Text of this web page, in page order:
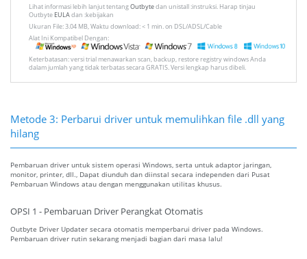
Lihat informasi lebih lanjut tentangOutbytedan unistall :instruksi. Harap tinjau
Outbyte EULAdan :kebijakan
Ukuran File: 3.04 MB, Waktu download: < 1 min. on DSL/ADSL/Cable
Alat Ini Kompatibel Dengan:
Keterbatasan: versi trial menawarkan scan, backup, restore registry windows Anda
dalam jumlah yang tidak terbatas secara GRATIS. Versi lengkap harus dibeli.
Metode 3: Perbarui driver untuk memulihkan file .dll yang
hilang
Pembaruan driver untuk sistem operasi Windows, serta untuk adaptor jaringan,
monitor, printer, dll., Dapat diunduh dan diinstal secara independen dari Pusat
Pembaruan Windows atau dengan menggunakan utilitas khusus.
OPSI 1 - Pembaruan Driver Perangkat Otomatis
Outbyte Driver Updater secara otomatis memperbarui driver pada Windows.
Pembaruan driver rutin sekarang menjadi bagian dari masa lalu!